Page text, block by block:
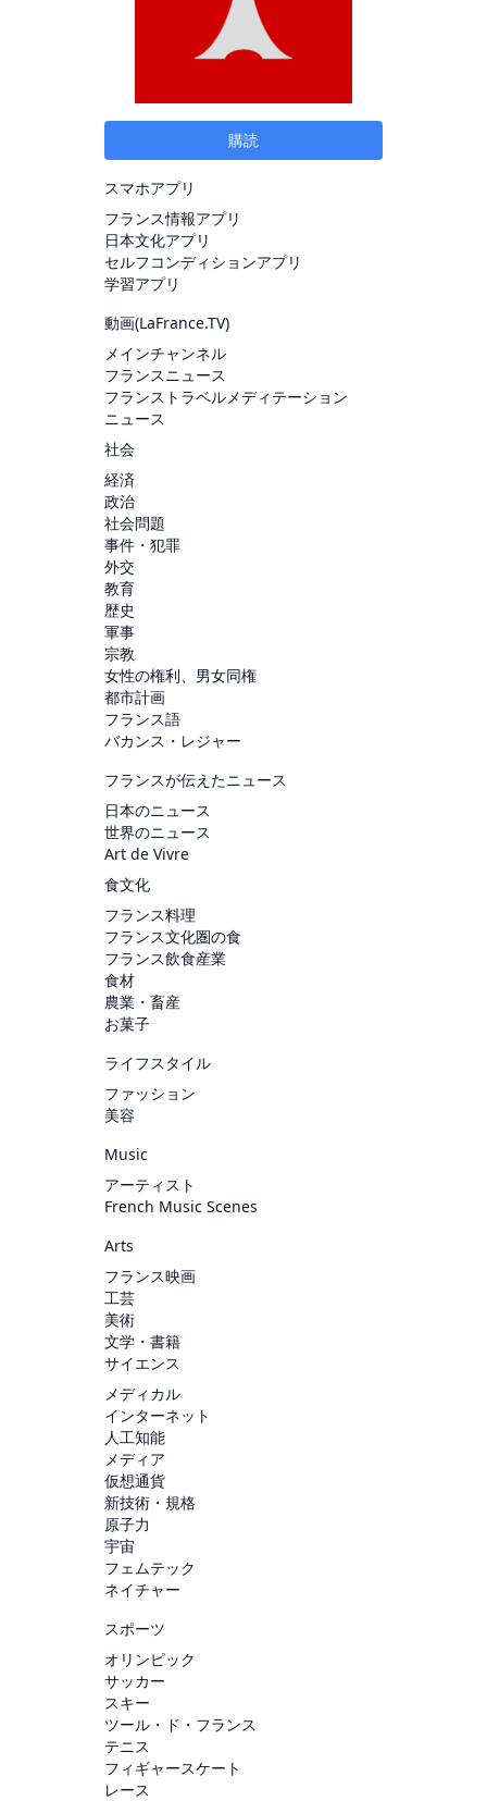
購読
スマホアプリ
フランス情報アプリ
日本文化アプリ
セルフコンディションアプリ
学習アプリ
動画(LaFrance.TV)
メインチャンネル
フランスニュース
フランストラベルメディテーション
ニュース
社会
経済
政治
社会問題
事件・犯罪
外交
教育
歴史
軍事
宗教
女性の権利、男女同権
都市計画
フランス語
バカンス・レジャー
フランスが伝えたニュース
日本のニュース
世界のニュース
Art de Vivre
食文化
フランス料理
フランス文化圏の食
フランス飲食産業
食材
農業・畜産
お菓子
ライフスタイル
ファッション
美容
Music
アーティスト
French Music Scenes
Arts
フランス映画
工芸
美術
文学・書籍
サイエンス
メディカル
インターネット
人工知能
メディア
仮想通貨
新技術・規格
原子力
宇宙
フェムテック
ネイチャー
スポーツ
オリンピック
サッカー
スキー
ツール・ド・フランス
テニス
フィギャースケート
レース